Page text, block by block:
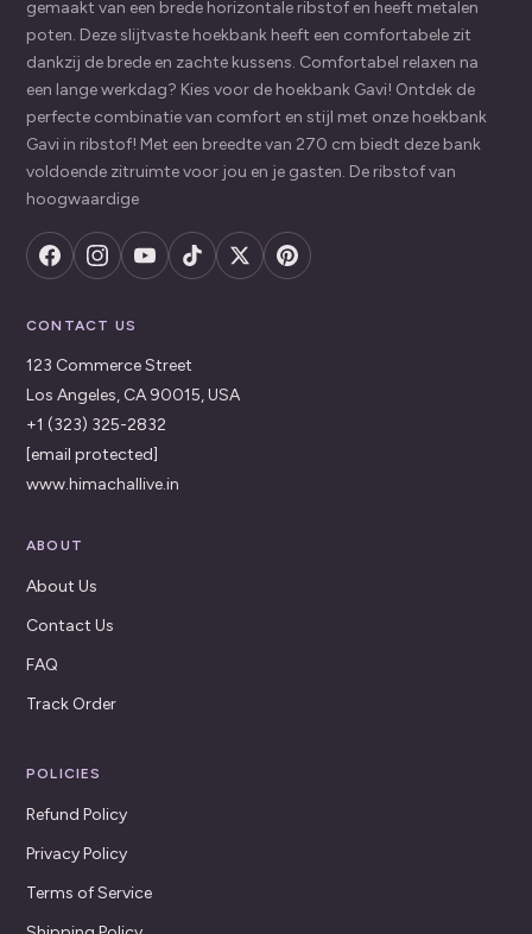
gemaakt van een brede horizontale ribstof en heeft metalen
poten. Deze slijtvaste hoekbank heeft een comfortabele zit
dankzij de brede en zachte kussens. Comfortabel relaxen na
een lange werkdag? Kies voor de hoekbank Gavi! Ontdek de
perfecte combinatie van comfort en stijl met onze hoekbank
Gavi in ribstof! Met een breedte van 270 cm biedt deze bank
voldoende zitruimte voor jou en je gasten. De ribstof van
hoogwaardige
CONTACT US
123 Commerce Street
Los Angeles, CA 90015, USA
+1 (323) 325-2832
[email protected]
www.himachallive.in
ABOUT
About Us
Contact Us
FAQ
Track Order
POLICIES
Refund Policy
Privacy Policy
Terms of Service